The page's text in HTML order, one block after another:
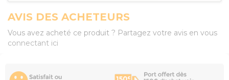
AVIS DES ACHETEURS
Vous avez acheté ce produit ? Partagez votre avis en vous
connectant ici